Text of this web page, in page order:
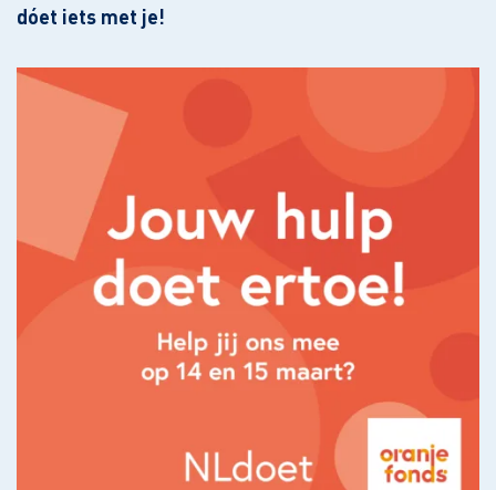
dóet iets met je!